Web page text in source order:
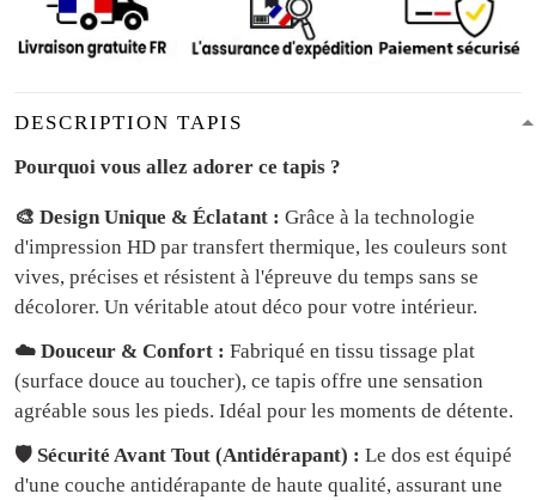
DESCRIPTION TAPIS
Pourquoi vous allez adorer ce tapis ?
🎨 Design Unique & Éclatant : Grâce à la technologie
d'impression HD par transfert thermique, les couleurs sont
vives, précises et résistent à l'épreuve du temps sans se
décolorer. Un véritable atout déco pour votre intérieur.
☁️ Douceur & Confort : Fabriqué en tissu tissage plat
(surface douce au toucher), ce tapis offre une sensation
agréable sous les pieds. Idéal pour les moments de détente.
🛡️ Sécurité Avant Tout (Antidérapant) : Le dos est équipé
d'une couche antidérapante de haute qualité, assurant une